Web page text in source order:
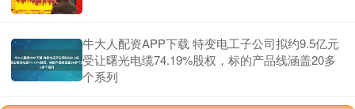
牛大人配资APP下载 特变电工子公司拟约9.5亿元
受让曙光电缆74.19%股权，标的产品线涵盖20多
个系列